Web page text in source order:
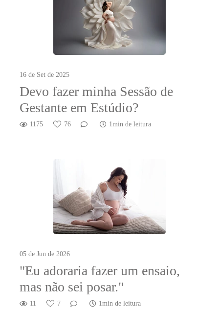
16 de Set de 2025
Devo fazer minha Sessão de
Gestante em Estúdio?
1175 76 1min de leitura
05 de Jun de 2026
"Eu adoraria fazer um ensaio,
mas não sei posar."
11 7 1min de leitura